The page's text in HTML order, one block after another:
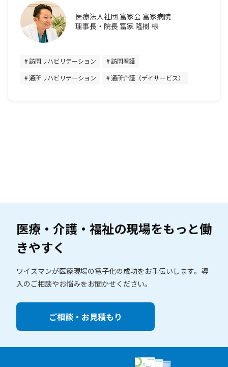
医療法人社団 富家会 富家病院
理事長・院長 富家 隆樹 様
訪問リハビリテーション
訪問看護
通所リハビリテーション
通所介護（デイサービス）
医療・介護・福祉の現場をもっと働
きやすく
ワイズマンが医療現場の電子化の成功をお手伝いします。 導
入のご相談やお悩みをお聞かせください。
ご相談・お見積もり